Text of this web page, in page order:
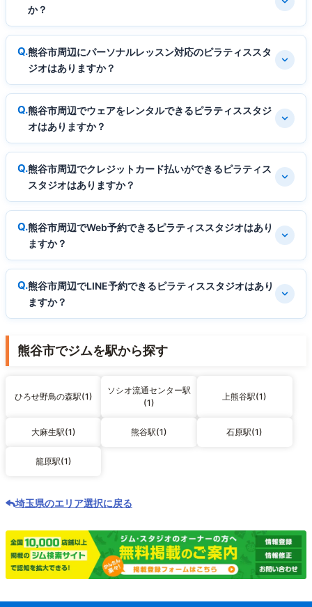
か？
熊谷市周辺にパーソナルレッスン対応のピラティススタ
ジオはありますか？
熊谷市周辺でウェアをレンタルできるピラティススタジ
オはありますか？
熊谷市周辺でクレジットカード払いができるピラティス
スタジオはありますか？
熊谷市周辺でWeb予約できるピラティススタジオはあり
ますか？
熊谷市周辺でLINE予約できるピラティススタジオはあり
ますか？
熊谷市でジムを駅から探す
ひろせ野鳥の森駅(1)
ソシオ流通センター駅
(1)
上熊谷駅(1)
大麻生駅(1) 熊谷駅(1) 石原駅(1)
籠原駅(1)
埼玉県のエリア選択に戻る